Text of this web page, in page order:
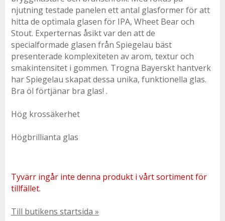
njutning testade panelen ett antal glasformer för att
hitta de optimala glasen för IPA, Wheet Bear och
Stout. Experternas åsikt var den att de
specialformade glasen från Spiegelau bäst
presenterade komplexiteten av arom, textur och
smakintensitet i gommen. Trogna Bayerskt hantverk
har Spiegelau skapat dessa unika, funktionella glas.
Bra öl förtjänar bra glas! .
Hög krossäkerhet
Högbrillianta glas
Tyvärr ingår inte denna produkt i vårt sortiment för
tillfället.
Till butikens startsida »